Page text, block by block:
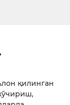
қилинган